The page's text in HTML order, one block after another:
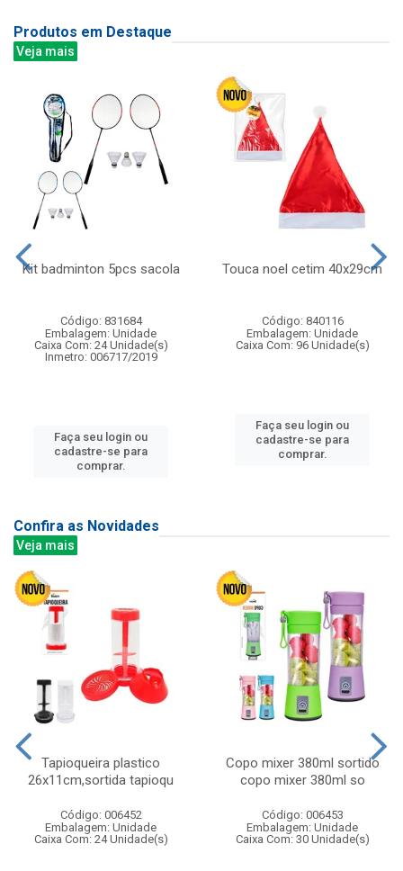
Produtos em Destaque
Veja mais
Kit badminton 5pcs sacola
Código: 831684
Embalagem: Unidade
Caixa Com: 24 Unidade(s)
Inmetro: 006717/2019
Faça seu login ou
cadastre-se para
comprar.
Touca noel cetim 40x29cm
Código: 840116
Embalagem: Unidade
Caixa Com: 96 Unidade(s)
Faça seu login ou
cadastre-se para
comprar.
Confira as Novidades
Veja mais
Tapioqueira plastico
26x11cm,sortida tapioqu
Código: 006452
Embalagem: Unidade
Caixa Com: 24 Unidade(s)
Copo mixer 380ml sortido
copo mixer 380ml so
Código: 006453
Embalagem: Unidade
Caixa Com: 30 Unidade(s)